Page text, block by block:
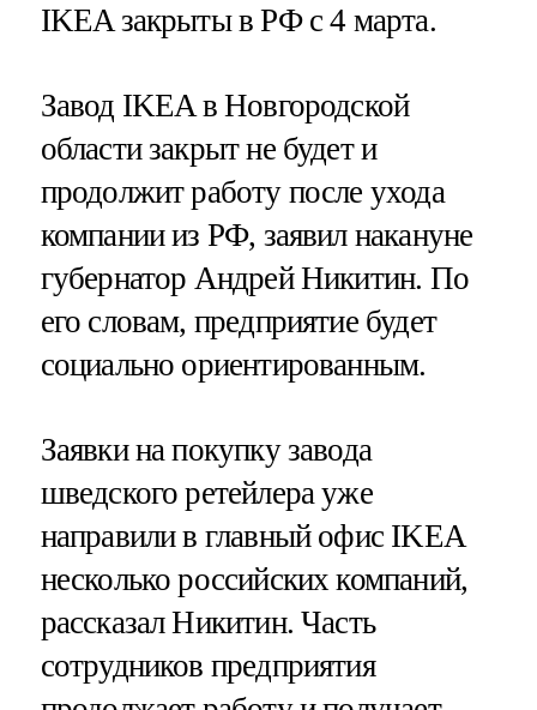
IKEA закрыты в РФ с 4 марта.
Завод IKEA в Новгородской
области закрыт не будет и
продолжит работу после ухода
компании из РФ, заявил накануне
губернатор Андрей Никитин. По
его словам, предприятие будет
социально ориентированным.
Заявки на покупку завода
шведского ретейлера уже
направили в главный офис IKEA
несколько российских компаний,
рассказал Никитин. Часть
сотрудников предприятия